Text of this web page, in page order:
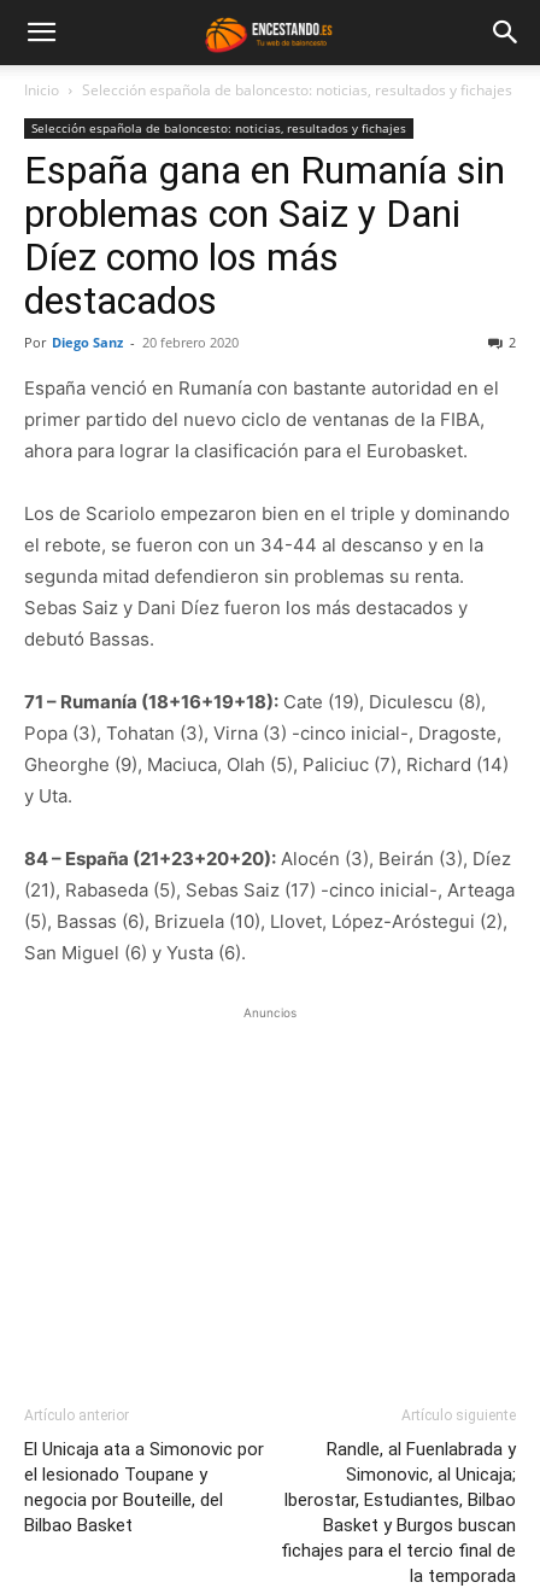
Inicio Selección española de baloncesto: noticias, resultados y fichajes
Selección española de baloncesto: noticias, resultados y fichajes
España gana en Rumanía sin
problemas con Saiz y Dani
Díez como los más
destacados
Por Diego Sanz - 20 febrero 2020 2
España venció en Rumanía con bastante autoridad en el
primer partido del nuevo ciclo de ventanas de la FIBA,
ahora para lograr la clasificación para el Eurobasket.
Los de Scariolo empezaron bien en el triple y dominando
el rebote, se fueron con un 34-44 al descanso y en la
segunda mitad defendieron sin problemas su renta.
Sebas Saiz y Dani Díez fueron los más destacados y
debutó Bassas.
71 – Rumanía (18+16+19+18): Cate (19), Diculescu (8),
Popa (3), Tohatan (3), Virna (3) -cinco inicial-, Dragoste,
Gheorghe (9), Maciuca, Olah (5), Paliciuc (7), Richard (14)
y Uta.
84 – España (21+23+20+20): Alocén (3), Beirán (3), Díez
(21), Rabaseda (5), Sebas Saiz (17) -cinco inicial-, Arteaga
(5), Bassas (6), Brizuela (10), Llovet, López-Aróstegui (2),
San Miguel (6) y Yusta (6).
Anuncios
Artículo anterior
El Unicaja ata a Simonovic por
el lesionado Toupane y
negocia por Bouteille, del
Bilbao Basket
Artículo siguiente
Randle, al Fuenlabrada y
Simonovic, al Unicaja;
Iberostar, Estudiantes, Bilbao
Basket y Burgos buscan
fichajes para el tercio final de
la temporada